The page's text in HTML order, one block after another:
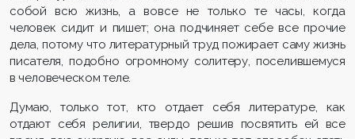
собой всю жизнь, а вовсе не только те часы, когда
человек сидит и пишет; она подчиняет себе все прочие
дела, потому что литературный труд пожирает саму жизнь
писателя, подобно огромному солитеру, поселившемуся
в человеческом теле.
Думаю, только тот, кто отдает себя литературе, как
отдают себя религии, твердо решив посвятить ей все